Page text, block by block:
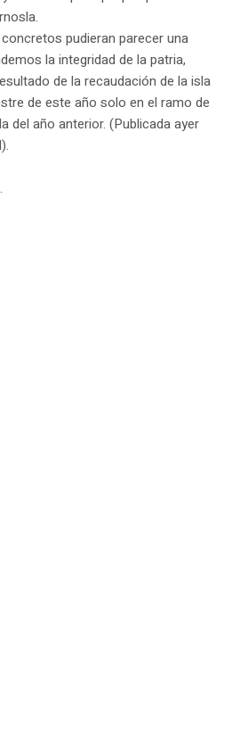
pudieran parecer una
la integridad de la patria,
de la recaudación de la isla
de este año solo en el ramo de
del año anterior. (Publicada ayer